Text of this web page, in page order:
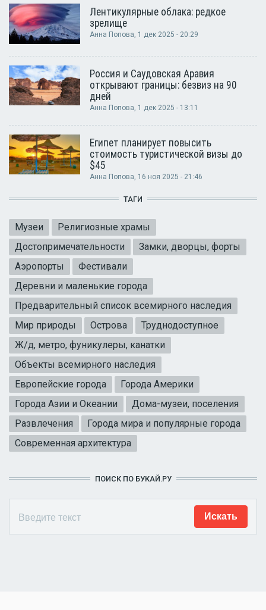
Лентикулярные облака: редкое
зрелище
Анна Попова, 1 дек 2025 - 20:29
Россия и Саудовская Аравия
открывают границы: безвиз на 90
дней
Анна Попова, 1 дек 2025 - 13:11
Египет планирует повысить
стоимость туристической визы до
$45
Анна Попова, 16 ноя 2025 - 21:46
ТАГИ
Музеи
Религиозные храмы
Достопримечательности
Замки, дворцы, форты
Аэропорты
Фестивали
Деревни и маленькие города
Предварительный список всемирного наследия
Мир природы
Острова
Труднодоступное
Ж/д, метро, фуникулеры, канатки
Объекты всемирного наследия
Европейские города
Города Америки
Города Азии и Океании
Дома-музеи, поселения
Развлечения
Города мира и популярные города
Современная архитектура
ПОИСК ПО БУКАЙ.РУ